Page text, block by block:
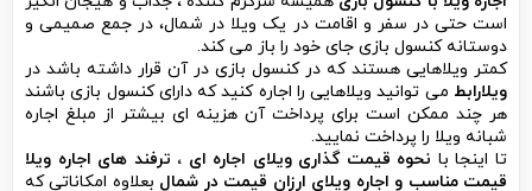
است حتی در سفر و اقامت در یک ویلا در شمال، در جمع صمیمی و
دوستانه کنسول بازی جای خود را باز می کند.
کمتر ویلاهایی هستند که در کنسول بازی در آن قرار داشته باشد در
ویلارابط می توانید ویلاهایی را اجاره کنید که دارای کنسول بازی باشند
هر چند ممکن است برای پرداخت آن هزینه ای بیشتر از مبلغ اجاره
شبانه ویلا را پرداخت نمایید.
تا اینجا با نحوه قیمت گذاری ویلای اجاره ای ، ترفند های اجاره ویلا
قیمت مناسب و اجاره ویلای ارزان قیمت در شمال بعلاوه امکاناتی که